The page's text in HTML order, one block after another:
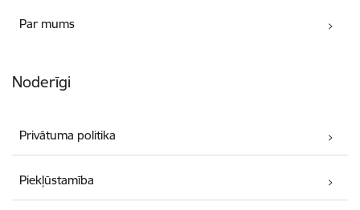
Par mums
Noderīgi
Privātuma politika
Piekļūstamība